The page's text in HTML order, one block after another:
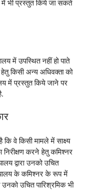
में भी प्रस्तुत किये जा सकते
में उपस्थित नहीं हो पाते
किसी अन्य अधिवक्ता को
में प्रस्तुत किये जाने पर
वे किसी मामले में साक्ष्य
करने हेतु कमिश्नर
द्वारा उनको उचित
के कमिश्नर के रूप में
उनको उचित पारिश्रमिक भी